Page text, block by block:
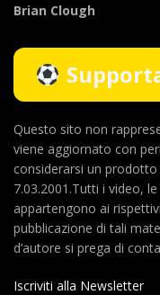
Brian Clough
Questo sito non
viene aggiornato con
considerarsi un
7.03.2001.Tutti i video,
appartengono ai
pubblicazione di tali
d’autore si prega di
Iscriviti alla Newsletter